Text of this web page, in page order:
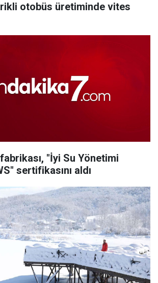
otobüs üretiminde vites
"İyi Su Yönetimi
sertifikasını aldı